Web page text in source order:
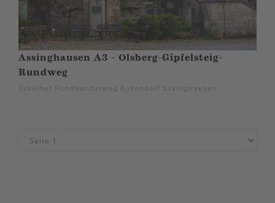
Assinghausen A3 - Olsberg-Gipfelsteig-
Rundweg
Örtlicher Rundwanderweg Rosendorf Assinghausen.